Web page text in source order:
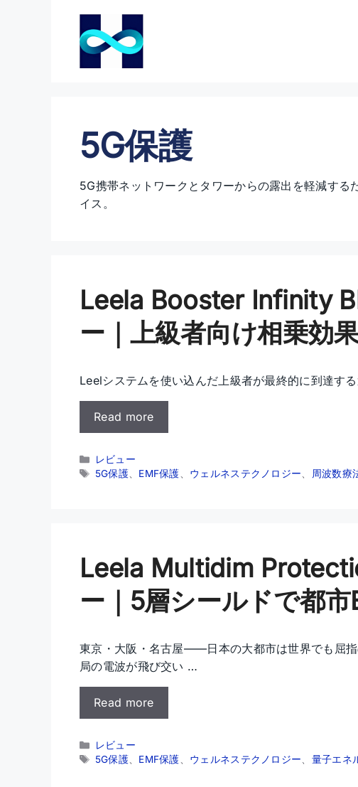
5G保護
5G携帯ネットワークとタワーからの露出を軽減す
イス。
Leela Booster Infinity
ー｜上級者向け相乗効
Leelシステムを使い込んだ上級者が最終的に到達
Read more
カ
テ
レビュー
タ
5G保護、 EMF保護 ウェルネステクノロジー 周波数療
Leela Multidim
ー｜5層シールドで都
東京・大阪・名古屋——日本の大都市は世界でも屈
局の電波が飛び交い …
Read more
カ
テ
レビュー
タ
5G保護、 EMF保護、 ウェルネステクノロジー、 量子エネ